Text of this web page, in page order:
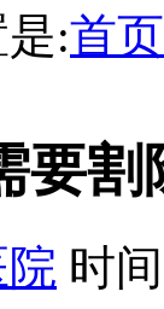
:首页
要割
时